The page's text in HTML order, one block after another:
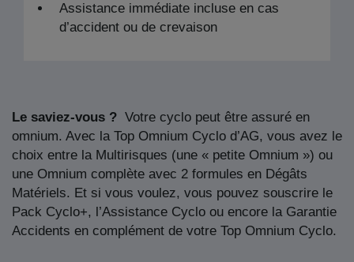
Assistance immédiate incluse en cas
d’accident ou de crevaison
Le saviez-vous ? Votre cyclo peut être assuré en
omnium. Avec la Top Omnium Cyclo d’AG, vous avez le
choix entre la Multirisques (une « petite Omnium ») ou
une Omnium complète avec 2 formules en Dégâts
Matériels. Et si vous voulez, vous pouvez souscrire le
Pack Cyclo+, l’Assistance Cyclo ou encore la Garantie
Accidents en complément de votre Top Omnium Cyclo.